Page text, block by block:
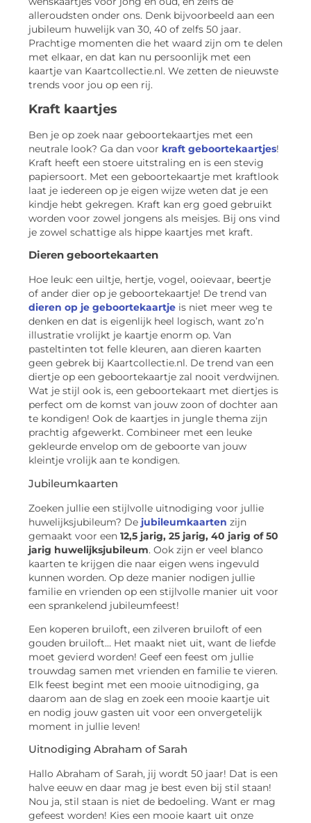
alleroudsten onder ons. Denk bijvoorbeeld aan een
jubileum huwelijk van 30, 40 of zelfs 50 jaar.
Prachtige momenten die het waard zijn om te delen
met elkaar, en dat kan nu persoonlijk met een
kaartje van Kaartcollectie.nl. We zetten de nieuwste
trends voor jou op een rij.
Kraft kaartjes
Ben je op zoek naar geboortekaartjes met een
neutrale look? Ga dan voor kraft geboortekaartjes!
Kraft heeft een stoere uitstraling en is een stevig
papiersoort. Met een geboortekaartje met kraftlook
laat je iedereen op je eigen wijze weten dat je een
kindje hebt gekregen. Kraft kan erg goed gebruikt
worden voor zowel jongens als meisjes. Bij ons vind
je zowel schattige als hippe kaartjes met kraft.
Dieren geboortekaarten
Hoe leuk: een uiltje, hertje, vogel, ooievaar, beertje
of ander dier op je geboortekaartje! De trend van
dieren op je geboortekaartje is niet meer weg te
denken en dat is eigenlijk heel logisch, want zo’n
illustratie vrolijkt je kaartje enorm op. Van
pasteltinten tot felle kleuren, aan dieren kaarten
geen gebrek bij Kaartcollectie.nl. De trend van een
diertje op een geboortekaartje zal nooit verdwijnen.
Wat je stijl ook is, een geboortekaart met diertjes is
perfect om de komst van jouw zoon of dochter aan
te kondigen! Ook de kaartjes in jungle thema zijn
prachtig afgewerkt. Combineer met een leuke
gekleurde envelop om de geboorte van jouw
kleintje vrolijk aan te kondigen.
Jubileumkaarten
Zoeken jullie een stijlvolle uitnodiging voor jullie
huwelijksjubileum? De jubileumkaarten zijn
gemaakt voor een 12,5 jarig, 25 jarig, 40 jarig of 50
jarig huwelijksjubileum. Ook zijn er veel blanco
kaarten te krijgen die naar eigen wens ingevuld
kunnen worden. Op deze manier nodigen jullie
familie en vrienden op een stijlvolle manier uit voor
een sprankelend jubileumfeest!
Een koperen bruiloft, een zilveren bruiloft of een
gouden bruiloft… Het maakt niet uit, want de liefde
moet gevierd worden! Geef een feest om jullie
trouwdag samen met vrienden en familie te vieren.
Elk feest begint met een mooie uitnodiging, ga
daarom aan de slag en zoek een mooie kaartje uit
en nodig jouw gasten uit voor een onvergetelijk
moment in jullie leven!
Uitnodiging Abraham of Sarah
Hallo Abraham of Sarah, jij wordt 50 jaar! Dat is een
halve eeuw en daar mag je best even bij stil staan!
Nou ja, stil staan is niet de bedoeling. Want er mag
gefeest worden! Kies een mooie kaart uit onze